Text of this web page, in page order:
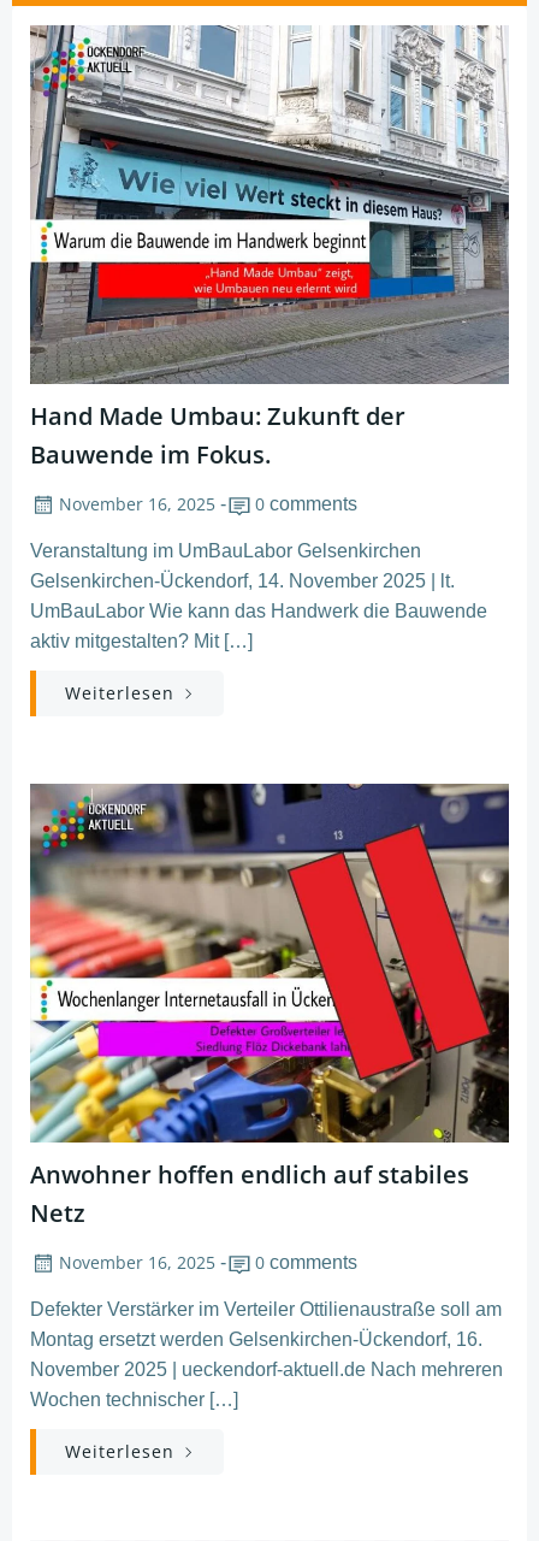
navigation
Hand Made Umbau: Zukunft der
Bauwende im Fokus.
November 16, 2025 - 0 comments
Veranstaltung im UmBauLabor Gelsenkirchen
Gelsenkirchen-Ückendorf, 14. November 2025 | lt.
UmBauLabor Wie kann das Handwerk die Bauwende
aktiv mitgestalten? Mit […]
Weiterlesen
Anwohner hoffen endlich auf stabiles
Netz
November 16, 2025 - 0 comments
Defekter Verstärker im Verteiler Ottilienaustraße soll am
Montag ersetzt werden Gelsenkirchen-Ückendorf, 16.
November 2025 | ueckendorf-aktuell.de Nach mehreren
Wochen technischer […]
Weiterlesen